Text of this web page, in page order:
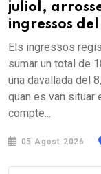
juliol,
ingressos
Els ingressos
sumar un total de
una davallada del
quan es van situar
compte...
05 Agost 2026